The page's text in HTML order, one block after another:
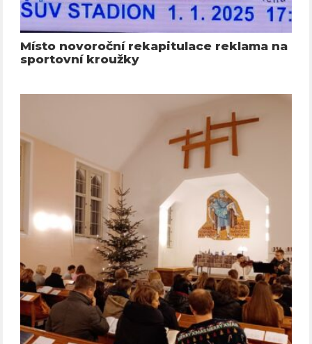
Místo novoroční rekapitulace reklama na
sportovní kroužky